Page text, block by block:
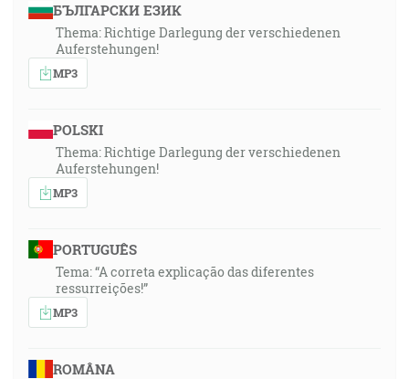
БЪЛГАРСКИ ЕЗИК
Thema: Richtige Darlegung der verschiedenen
Auferstehungen!
MP3
POLSKI
Thema: Richtige Darlegung der verschiedenen
Auferstehungen!
MP3
PORTUGUÊS
Tema: “A correta explicação das diferentes
ressurreições!”
MP3
ROMÂNA